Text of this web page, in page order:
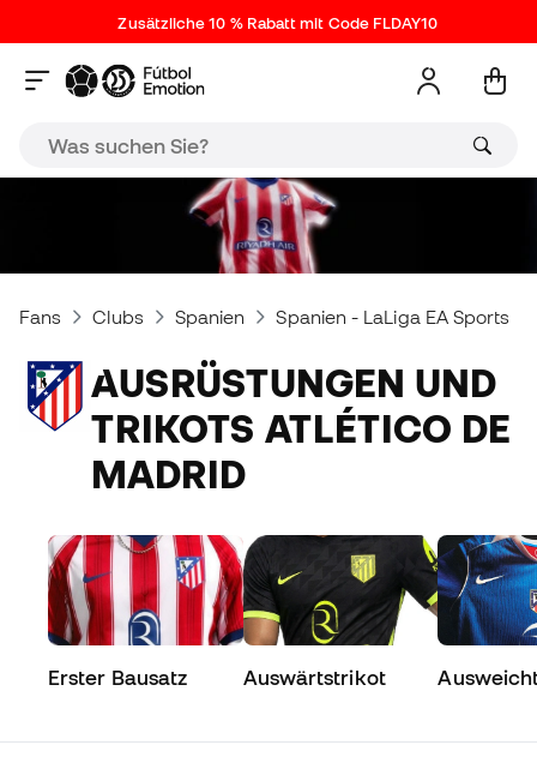
Zusätzliche 10 % Rabatt mit Code FLDAY10
Fans Clubs Spanien Spanien - LaLiga EA Sports
AUSRÜSTUNGEN UND
TRIKOTS ATLÉTICO DE
MADRID
Erster Bausatz Auswärtstrikot